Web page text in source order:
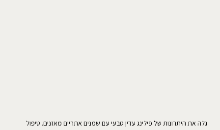
גלה את היתרונות של פילינג עדין טבעי עם שמנים אתריים מאזנים. טיפול